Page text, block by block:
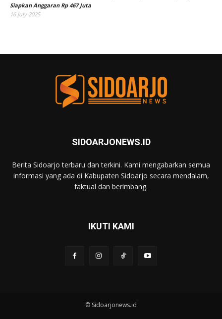
Siapkan Anggaran Rp 467 Juta
16 July 2025
SIDOARJONEWS.ID
Berita Sidoarjo terbaru dan terkini. Kami mengabarkan semua
informasi yang ada di Kabupaten Sidoarjo secara mendalam,
faktual dan berimbang.
IKUTI KAMI
© Sidoarjonews.id